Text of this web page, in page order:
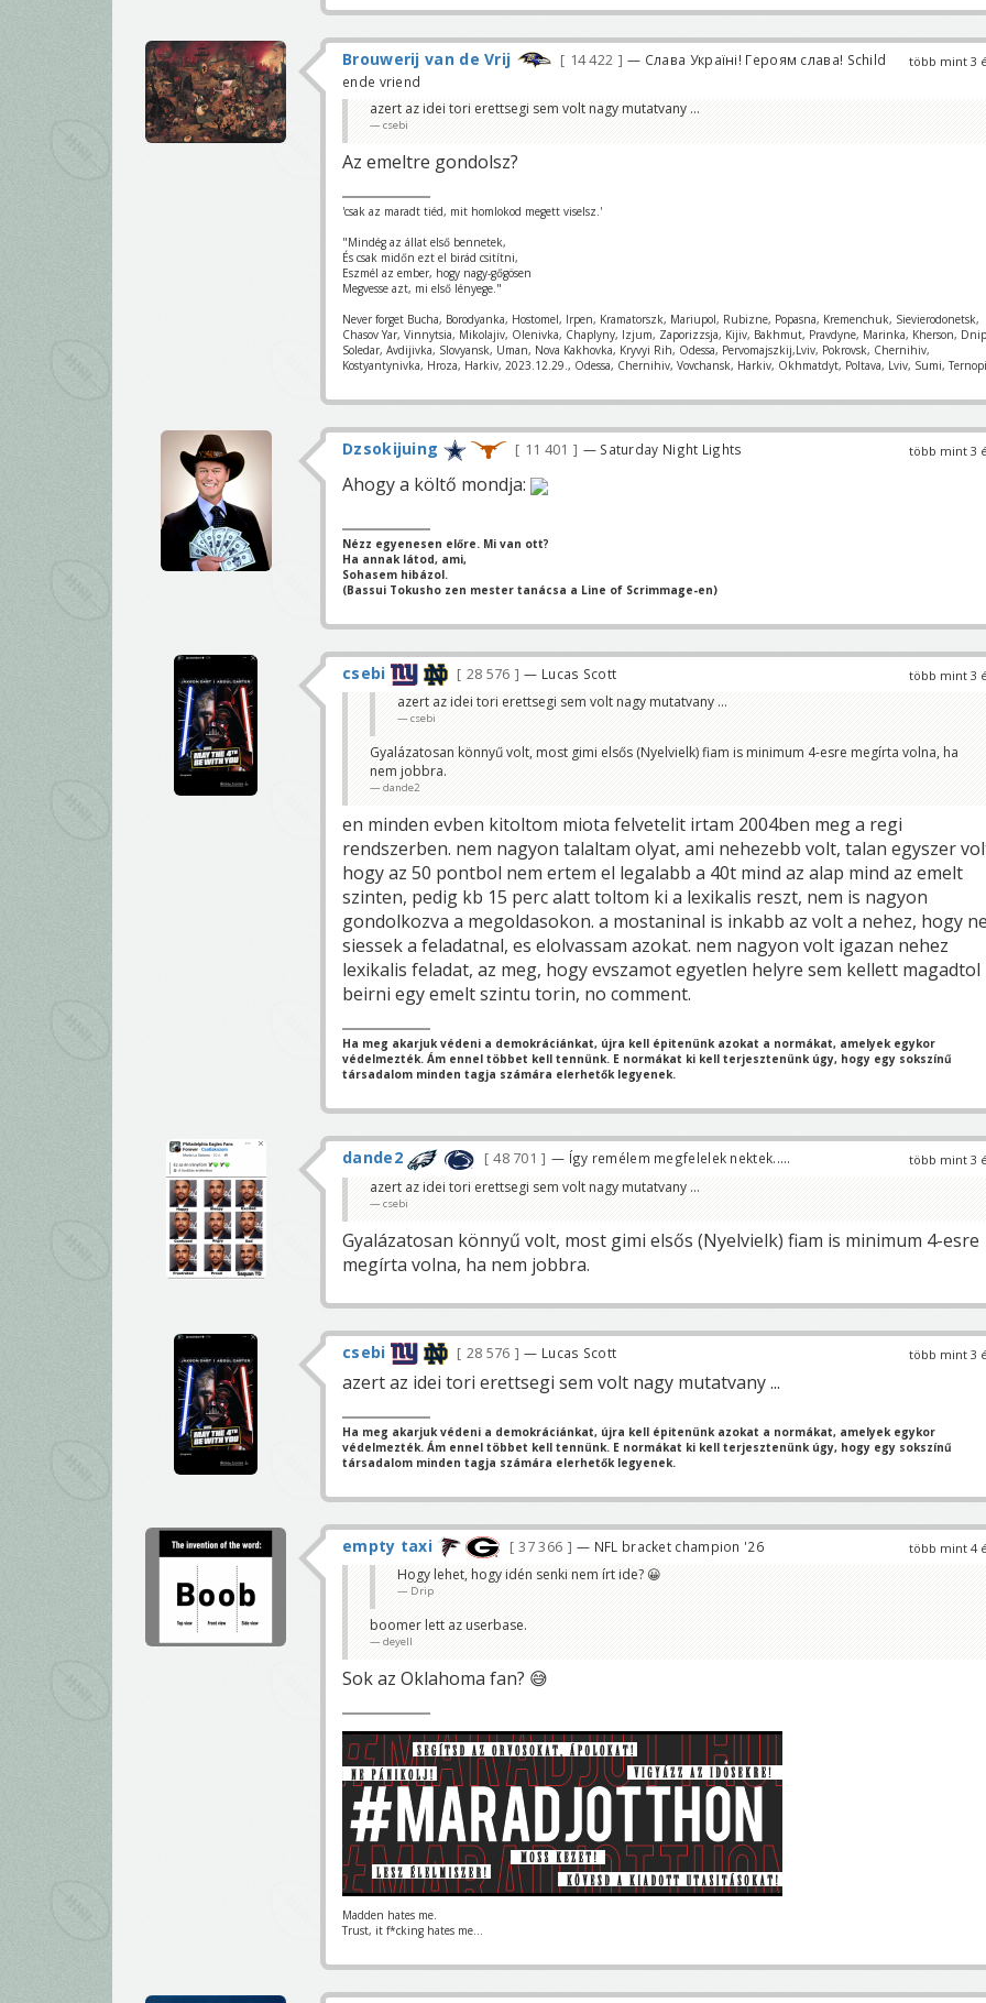
több mint 3
Brouwerij van de Vrij 14 422
— Слава Україні! Героям слава! Schild
ende vriend
azert az idei tori erettsegi sem volt nagy mutatvany ...
csebi
Az emeltre gondolsz?
'csak az maradt tiéd, mit homlokod megett viselsz.'
"Mindég az állat első bennetek,
És csak midőn ezt el birád csitítni,
Eszmél az ember, hogy nagy-gőgösen
Megvesse azt, mi első lényege."
Never forget Bucha, Borodyanka, Hostomel, Irpen, Kramatorszk, Mariupol, Rubizne, Popasna, Kremenchuk, Sievierodonetsk,
Chasov Yar, Vinnytsia, Mikolajiv, Olenivka, Chaplyny, Izjum, Zaporizzsja, Kijiv, Bakhmut, Pravdyne, Marinka, Kherson,
Soledar, Avdijivka, Slovyansk, Uman, Nova Kakhovka, Kryvyi Rih, Odessa, Pervomajszkij,Lviv, Pokrovsk, Chernihiv,
Kostyantynivka, Hroza, Harkiv, 2023.12.29., Odessa, Chernihiv, Vovchansk, Harkiv, Okhmatdyt, Poltava, Lviv, Sumi,
több mint 3
Dzsokijuing 11 401 — Saturday Night Lights
Ahogy a költő mondja:
Nézz egyenesen előre. Mi van ott?
Ha annak látod, ami,
Sohasem hibázol.
(Bassui Tokusho zen mester tanácsa a Line of Scrimmage-en)
több mint 3
csebi 28 576 — Lucas Scott
azert az idei tori erettsegi sem volt nagy mutatvany ...
csebi
Gyalázatosan könnyű volt, most gimi elsős (Nyelvielk) fiam is minimum 4-esre megírta volna, ha
nem jobbra.
dande2
en minden evben kitoltom miota felvetelit irtam 2004ben meg a regi
rendszerben. nem nagyon talaltam olyat, ami nehezebb volt, talan egyszer
hogy az 50 pontbol nem ertem el legalabb a 40t mind az alap mind az emelt
szinten, pedig kb 15 perc alatt toltom ki a lexikalis reszt, nem is nagyon
gondolkozva a megoldasokon. a mostaninal is inkabb az volt a nehez, hogy
siessek a feladatnal, es elolvassam azokat. nem nagyon volt igazan nehez
lexikalis feladat, az meg, hogy evszamot egyetlen helyre sem kellett magadtol
beirni egy emelt szintu torin, no comment.
Ha meg akarjuk védeni a demokráciánkat, újra kell épitenünk azokat a normákat, amelyek egykor
védelmezték. Ám ennel többet kell tennünk. E normákat ki kell terjesztenünk úgy, hogy egy sokszínű
társadalom minden tagja számára elerhetők legyenek.
több mint 3
dande2 48 701 — Így remélem megfelelek nektek.....
azert az idei tori erettsegi sem volt nagy mutatvany ...
csebi
Gyalázatosan könnyű volt, most gimi elsős (Nyelvielk) fiam is minimum 4-esre
megírta volna, ha nem jobbra.
több mint 3
csebi 28 576 — Lucas Scott
azert az idei tori erettsegi sem volt nagy mutatvany ...
Ha meg akarjuk védeni a demokráciánkat, újra kell épitenünk azokat a normákat, amelyek egykor
védelmezték. Ám ennel többet kell tennünk. E normákat ki kell terjesztenünk úgy, hogy egy sokszínű
társadalom minden tagja számára elerhetők legyenek.
több mint 4
empty taxi 37 366 — NFL bracket champion '26
Hogy lehet, hogy idén senki nem írt ide? 😀
Drip
boomer lett az userbase.
deyell
Sok az Oklahoma fan? 😅
Madden hates me.
Trust, it f*cking hates me...